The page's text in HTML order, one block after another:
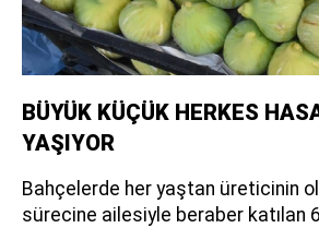
BÜYÜK KÜÇÜK HERKES
YAŞIYOR
Bahçelerde her yaştan üreticinin
sürecine ailesiyle beraber katılan